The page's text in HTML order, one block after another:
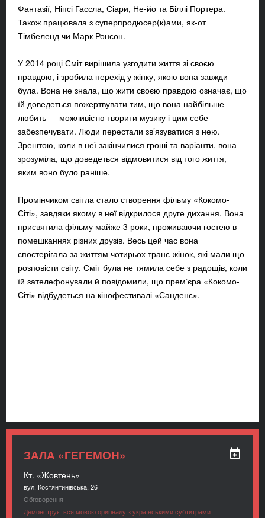
Фантазії, Ніпсі Гассла, Сіари, Не-йо та Біллі Портера.
Також працювала з суперпродюсер(к)ами, як-от
Тімбеленд чи Марк Ронсон.
У 2014 році Сміт вирішила узгодити життя зі своєю
правдою, і зробила перехід у жінку, якою вона завжди
була. Вона не знала, що жити своєю правдою означає, що
їй доведеться пожертвувати тим, що вона найбільше
любить — можливістю творити музику і цим себе
забезпечувати. Люди перестали зв’язуватися з нею.
Зрештою, коли в неї закінчилися гроші та варіанти, вона
зрозуміла, що доведеться відмовитися від того життя,
яким воно було раніше.
Промінчиком світла стало створення фільму «Кокомо-
Сіті», завдяки якому в неї відкрилося друге дихання. Вона
присвятила фільму майже 3 роки, проживаючи гостею в
помешканнях різних друзів. Весь цей час вона
спостерігала за життям чотирьох транс-жінок, які мали що
розповісти світу. Сміт була не тямила себе з радощів, коли
їй зателефонували й повідомили, що премʼєра «Кокомо-
Сіті» відбудеться на кінофестивалі «Санденс».
ЗАЛА «ГЕГЕМОН»
Кт. «Жовтень»
вул. Костянтинівська, 26
Обговорення
Демонструється мовою оригіналу з українськими субтитрами